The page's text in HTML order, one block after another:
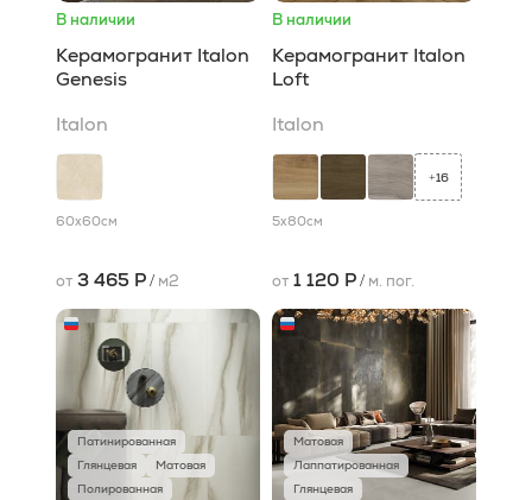
В наличии
Керамогранит Italon
Genesis
Italon
60x60см
от 3 465 Р/ м2
В наличии
Керамогранит Italon
Loft
Italon
+16
5x80см
от 1 120 Р/ м. пог.
Патинированная
Глянцевая
Матовая
Полированная
Матовая
Лаппатированная
Глянцевая